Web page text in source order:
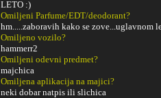
LETO :)
Omiljeni Parfume/EDT/deodorant?
hm.....zaboravih kako se zove...uglavnom
Omiljeno vozilo?
hammerr2
Omiljeni odevni predmet?
majchica
Omiljena aplikacija na majici?
neki dobar natpis ili slichica